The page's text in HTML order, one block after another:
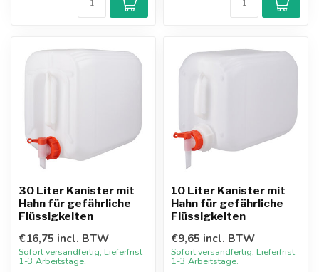
30 Liter Kanister mit
Hahn für gefährliche
Flüssigkeiten
€16,75 incl. BTW
Sofort versandfertig, Lieferfrist
1-3 Arbeitstage.
10 Liter Kanister mit
Hahn für gefährliche
Flüssigkeiten
€9,65 incl. BTW
Sofort versandfertig, Lieferfrist
1-3 Arbeitstage.